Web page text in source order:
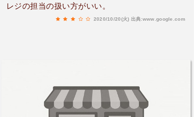
レジの担当の扱い方がいい。
2020/10/20(火) 出典:www.google.com